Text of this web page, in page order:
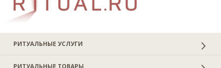
РИТУАЛЬНЫЕ УСЛУГИ
РИТУАЛЬНЫЕ ТОВАРЫ